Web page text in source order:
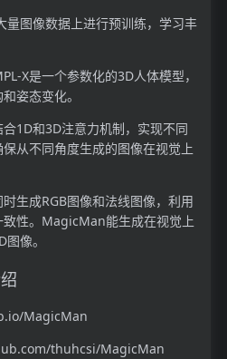
量图像数据上进行预训练，学习丰
X是一个参数化的3D人体模型，
姿态变化。
1D和3D注意力机制，实现不同
从不同角度生成的图像在视觉上
生成RGB图像和法线图像，利用
致性。MagicMan能生成在视觉上
像。
MagicMan
thuhcsi/MagicMan